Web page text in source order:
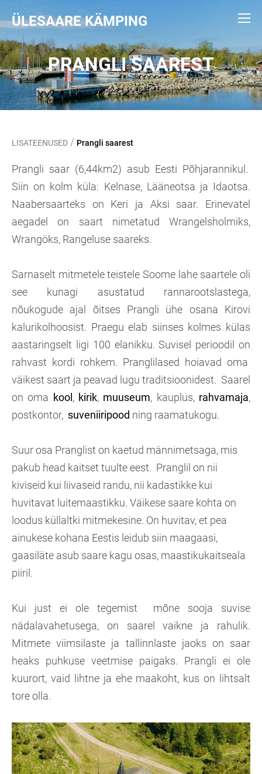
ÜLESAARE KÄMPING
PRANGLI SAAREST
LISATEENUSED / Prangli saarest
Prangli saar (6,44km2) asub Eesti Põhjarannikul.
Siin on kolm küla: Kelnase, Lääneotsa ja Idaotsa.
Naabersaarteks on Keri ja Aksi saar. Erinevatel
aegadel on saart nimetatud Wrangelsholmiks,
Wrangöks, Rangeluse saareks.
Sarnaselt mitmetele teistele Soome lahe saartele oli
see kunagi asustatud rannarootslastega,
nõukogude ajal õitses Prangli ühe osana Kirovi
kalurikolhoosist. Praegu elab siinses kolmes külas
aastaringselt ligi 100 elanikku. Suvisel perioodil on
rahvast kordi rohkem. Pranglilased hoiavad oma
väikest saart ja peavad lugu traditsioonidest. Saarel
on oma kool , kirik, muuseum, kauplus, rahvamaja,
postkontor, suveniiripood ning raamatukogu.
Suur osa Pranglist on kaetud männimetsaga, mis
pakub head kaitset tuulte eest. Pranglil on nii
kiviseid kui liivaseid randu, nii kadastikke kui
huvitavat luitemaastikku. Väikese saare kohta on
loodus küllaltki mitmekesine. On huvitav, et pea
ainukese kohana Eestis leidub siin maagaasi,
gaasiläte asub saare kagu osas, maastikukaitseala
piiril.
Kui just ei ole tegemist mõne sooja suvise
nädalavahetusega, on saarel vaikne ja rahulik.
Mitmete viimsilaste ja tallinnlaste jaoks on saar
heaks puhkuse veetmise paigaks. Prangli ei ole
kuurort, vaid lihtne ja ehe maakoht, kus on lihtsalt
tore olla.